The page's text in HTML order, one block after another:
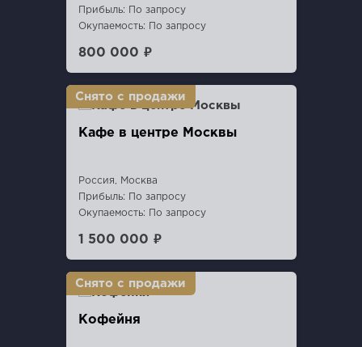
Прибыль: По запросу
Окупаемость: По запросу
800 000 ₽
Кафе в центре Москвы
Россия, Москва
Прибыль: По запросу
Окупаемость: По запросу
1 500 000 ₽
Кофейня